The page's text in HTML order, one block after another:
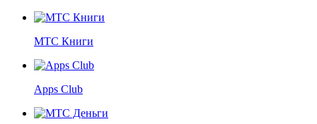
МТС Книги
Apps Club